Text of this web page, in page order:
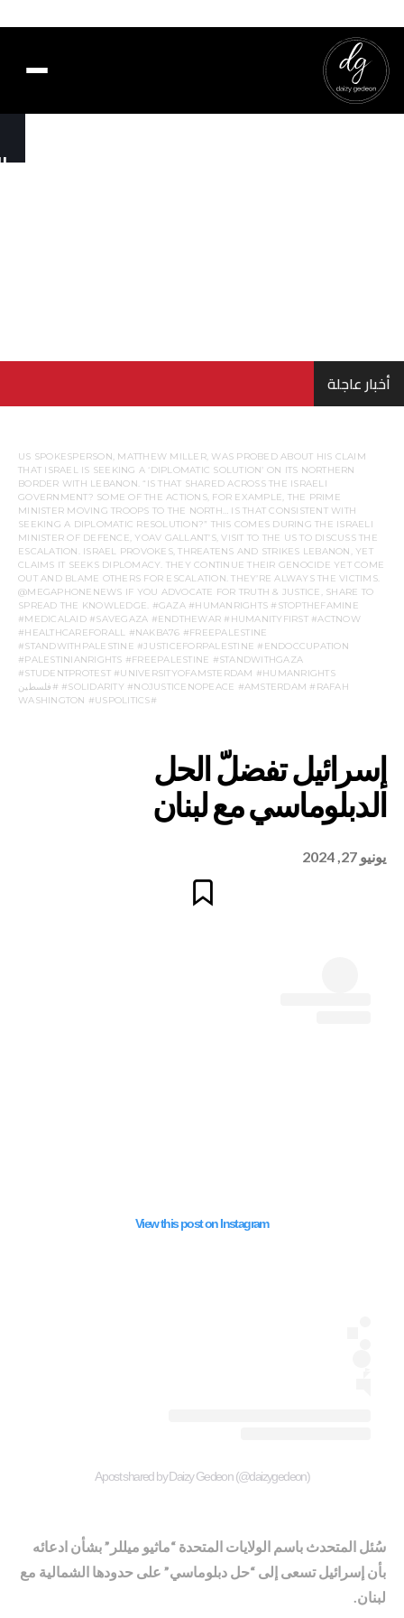
US SPOKESPERSON, MATTHEW MILLER, WAS PROBED ABOUT HIS CLAIM
THAT ISRAEL IS SEEKING A ‘DIPLOMATIC SOLUTION’ ON ITS NORTHERN
BORDER WITH LEBANON. “IS THAT SHARED ACROSS THE ISRAELI
GOVERNMENT? SOME OF THE ACTIONS, FOR EXAMPLE, THE PRIME
MINISTER MOVING TROOPS TO THE NORTH… IS THAT CONSISTENT WITH
SEEKING A DIPLOMATIC RESOLUTION?” THIS COMES DURING THE ISRAELI
MINISTER OF DEFENCE, YOAV GALLANT’S, VISIT TO THE US TO DISCUSS THE
ESCALATION. ISRAEL PROVOKES, THREATENS AND STRIKES LEBANON, YET
CLAIMS IT SEEKS DIPLOMACY. THEY CONTINUE THEIR GENOCIDE YET COME
OUT AND BLAME OTHERS FOR ESCALATION. THEY’RE ALWAYS THE VICTIMS.
@MEGAPHONENEWS IF YOU ADVOCATE FOR TRUTH & JUSTICE, SHARE TO
SPREAD THE KNOWLEDGE. #GAZA #HUMANRIGHTS #STOPTHEFAMINE
#MEDICALAID #SAVEGAZA #ENDTHEWAR #HUMANITYFIRST #ACTNOW
#HEALTHCAREFORALL #NAKBA76 #FREEPALESTINE
#STANDWITHPALESTINE #JUSTICEFORPALESTINE #ENDOCCUPATION
#PALESTINIANRIGHTS #FREEPALESTINE #STANDWITHGAZA
#STUDENTPROTEST #UNIVERSITYOFAMSTERDAM #HUMANRIGHTS
#SOLIDARITY #NOJUSTICENOPEACE #AMSTERDAM #RAFAH #فلسطين
#WASHINGTON #USPOLITICS
يونيو 27, 2024
View this post on Instagram
A post shared by Daizy Gedeon (@daizygedeon)
سُئل المتحدث باسم الولايات المتحدة “ماثيو ميللر” بشأن ادعائه
بأن إسرائيل تسعى إلى “حل دبلوماسي” على حدودها الشمالية مع
لبنان.